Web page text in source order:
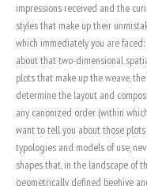
impressions received and the
styles that make up their
which immediately you are
about that two-dimensional
plots that make up the weave,
determine the layout and
any canonized order (within
want to tell you about those plots
typologies and models of use,
shapes that, in the landscape of
geometrically defined beehive